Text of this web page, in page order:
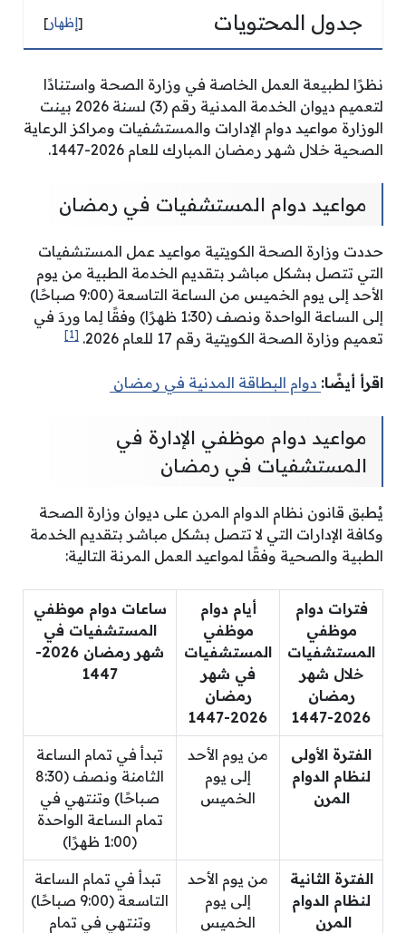
جدول المحتويات [إظهار]
نظرًا لطبيعة العمل الخاصة في وزارة الصحة واستنادًا
لتعميم ديوان الخدمة المدنية رقم (3) لسنة 2026 بينت
الوزارة مواعيد دوام الإدارات والمستشفيات ومراكز الرعاية
الصحية خلال شهر رمضان المبارك للعام 2026-1447.
مواعيد دوام المستشفيات في رمضان
حددت وزارة الصحة الكويتية مواعيد عمل المستشفيات
التي تتصل بشكل مباشر بتقديم الخدمة الطبية من يوم
الأحد إلى يوم الخميس من الساعة التاسعة (9:00 صباحًا)
إلى الساعة الواحدة ونصف (1:30 ظهرًا) وفقًا لِما وردَ في
تعميم وزارة الصحة الكويتية رقم 17 للعام 2026.
[1]
اقرأ أيضًا: دوام البطاقة المدنية في رمضان
مواعيد دوام موظفي الإدارة في
المستشفيات في رمضان
يُطبق قانون نظام الدوام المرن على ديوان وزارة الصحة
وكافة الإدارات التي لا تتصل بشكل مباشر بتقديم الخدمة
الطبية والصحية وفقًا لمواعيد العمل المرنة التالية:
فترات دوام
موظفي
المستشفيات
خلال شهر
رمضان
2026-1447
أيام دوام
موظفي
المستشفيات
في شهر
رمضان
2026-1447
ساعات دوام موظفي
المستشفيات في
شهر رمضان 2026-
1447
الفترة الأولى
لنظام الدوام
المرن
من يوم الأحد
إلى يوم
الخميس
تبدأ في تمام الساعة
الثامنة ونصف (8:30
صباحًا) وتنتهي في
تمام الساعة الواحدة
(1:00 ظهرًا)
الفترة الثانية
لنظام الدوام
المرن
من يوم الأحد
إلى يوم
الخميس
تبدأ في تمام الساعة
التاسعة (9:00 صباحًا)
وتنتهي في تمام